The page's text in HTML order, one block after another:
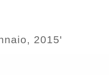
2015'